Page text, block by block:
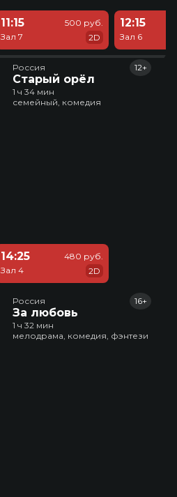
11:15
Зал 7
500 руб.
2D
12:15
Зал 6
Россия
Старый орёл
12+
1 ч 34 мин
семейный, комедия
14:25
Зал 4
480 руб.
2D
Россия
За любовь
16+
1 ч 32 мин
мелодрама, комедия, фэнтези